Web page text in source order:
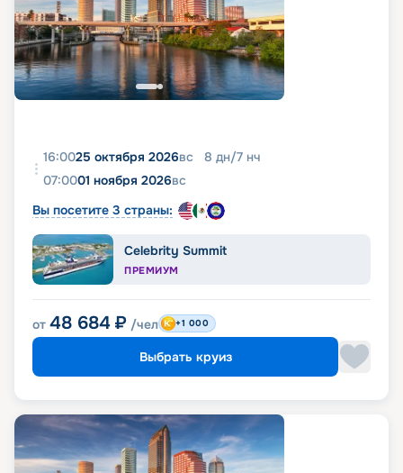
16:0025 октября 2026вс 8 дн/7 нч
07:0001 ноября 2026вс
Вы посетите 3 страны:
Celebrity Summit
ПРЕМИУМ
от 48 684 ₽ /чел +1 000
Выбрать круиз